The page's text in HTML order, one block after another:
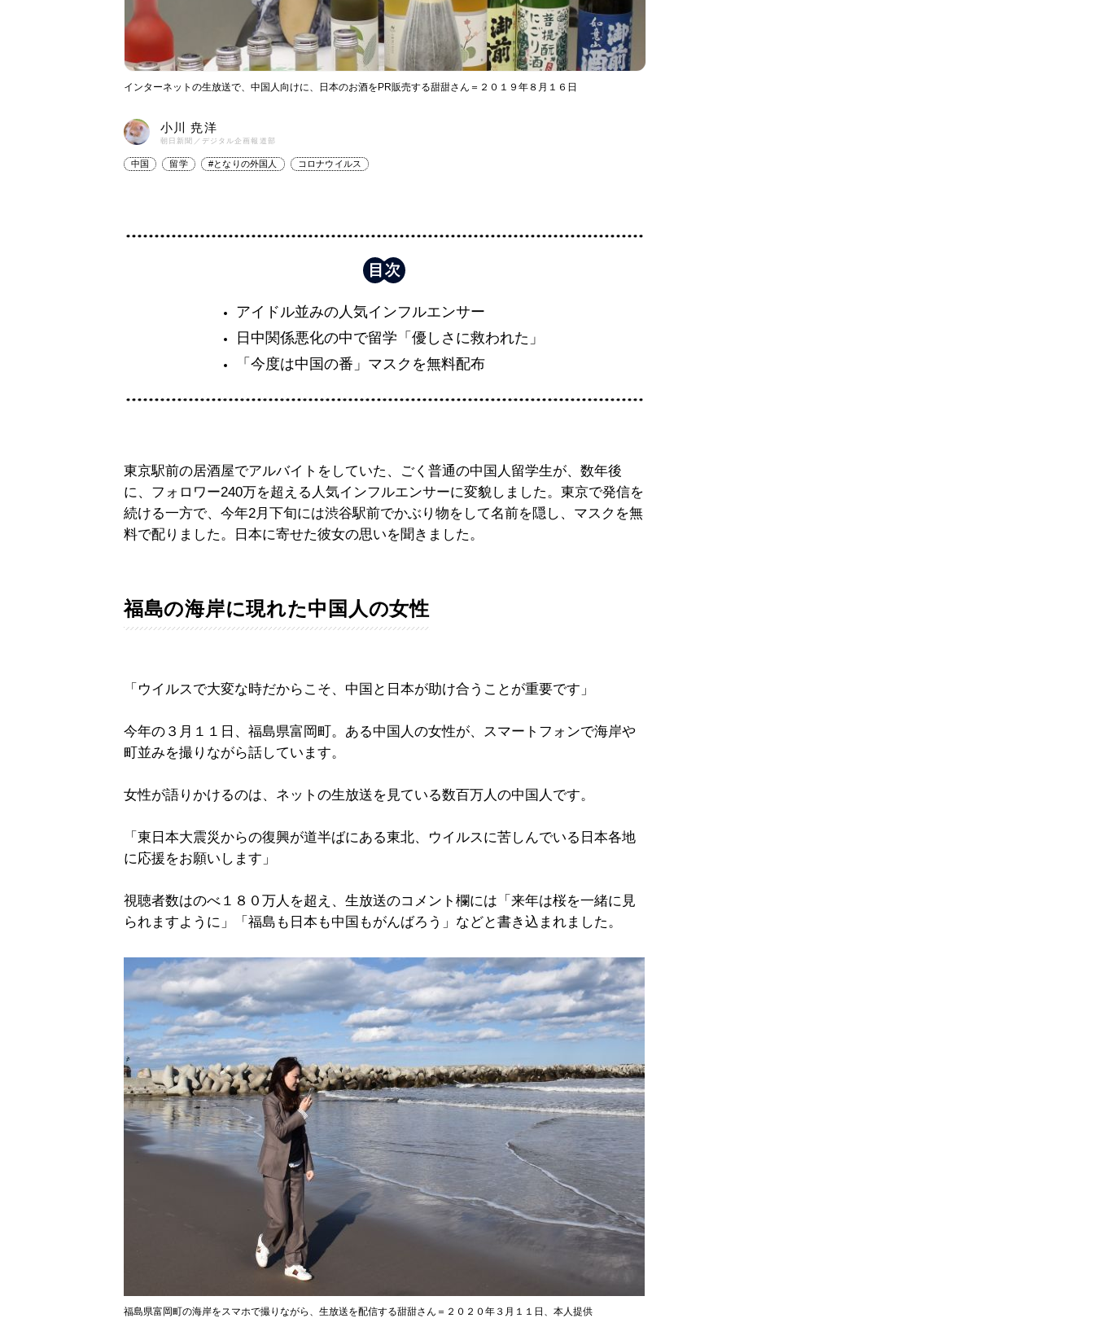
インターネットの生放送で、中国人向けに、日本のお酒をPR販売する甜甜さん＝２０１９年８月１６日
小川 尭洋
朝日新聞／デジタル企画報道部
中国 留学 #となりの外国人 コロナウイルス
アイドル並みの人気インフルエンサー
日中関係悪化の中で留学「優しさに救われた」
「今度は中国の番」マスクを無料配布
東京駅前の居酒屋でアルバイトをしていた、ごく普通の中国人留学生が、数年後
に、フォロワー240万を超える人気インフルエンサーに変貌しました。東京で発信を
続ける一方で、今年2月下旬には渋谷駅前でかぶり物をして名前を隠し、マスクを無
料で配りました。日本に寄せた彼女の思いを聞きました。
福島の海岸に現れた中国人の女性
「ウイルスで大変な時だからこそ、中国と日本が助け合うことが重要です」
今年の３月１１日、福島県富岡町。ある中国人の女性が、スマートフォンで海岸や
町並みを撮りながら話しています。
女性が語りかけるのは、ネットの生放送を見ている数百万人の中国人です。
「東日本大震災からの復興が道半ばにある東北、ウイルスに苦しんでいる日本各地
に応援をお願いします」
視聴者数はのべ１８０万人を超え、生放送のコメント欄には「来年は桜を一緒に見
られますように」「福島も日本も中国もがんばろう」などと書き込まれました。
福島県富岡町の海岸をスマホで撮りながら、生放送を配信する甜甜さん＝２０２０年３月１１日、本人提供